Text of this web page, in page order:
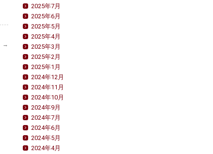
→
2025年7月
2025年6月
2025年5月
2025年4月
2025年3月
2025年2月
2025年1月
2024年12月
2024年11月
2024年10月
2024年9月
2024年7月
2024年6月
2024年5月
2024年4月